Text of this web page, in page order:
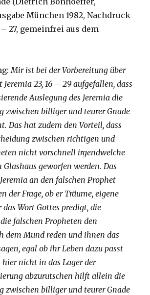
München 1982, Nachdruck
– 27, gemeinfrei aus dem
Mir ist bei der Vorbereitung über
23, 16 – 29 aufgefallen, dass
Auslegung des Jeremia die
zwischen billiger und teurer Gnade
Das hat zudem den Vorteil, dass
zwischen richtigen und
nicht vorschnell irgendwelche
Glashaus geworfen werden. Das
an den falschen Prophet
der Frage, ob er Träume, eigene
das Wort Gottes predigt, die
falschen Propheten den
dem Mund reden und ihnen das
egal ob ihr Leben dazu passt
nicht in das Lager der
abzurutschen hilft allein die
zwischen billiger und teurer Gnade